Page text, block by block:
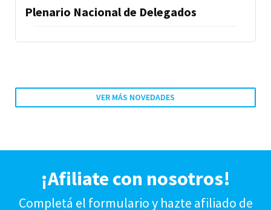
Plenario Nacional de Delegados
VER MÁS NOVEDADES
¡Afiliate con nosotros!
Completá el formulario y hazte afiliado de